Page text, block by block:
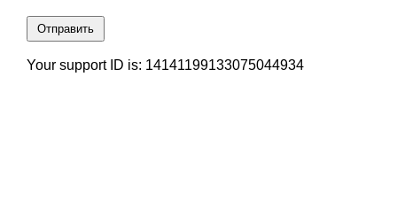
Отправить
Your support ID is: 14141199133075044934